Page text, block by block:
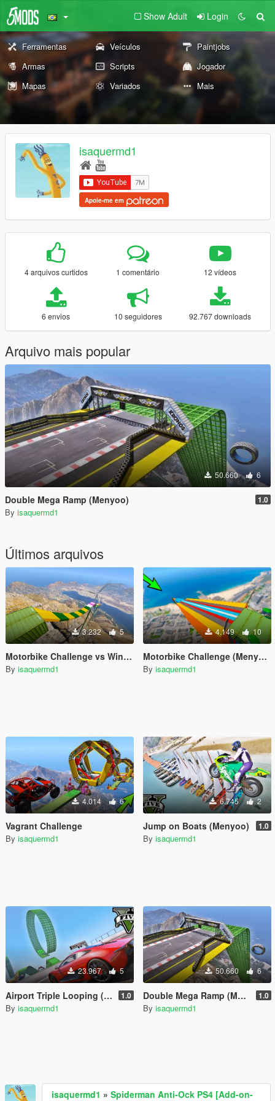
Show Adult Login
Ferramentas Veículos
Paintjobs
Armas
Scripts
Jogador
Mapas
Variados Mais
isaquermd1
Apoie-me em
4 arquivos curtidos 1 comentário 12 vídeos
6 envios 10 seguidores 92.767 downloads
Arquivo mais popular
50.660 6
Double Mega Ramp (Menyoo) 1.0
By isaquermd1
Últimos arquivos
3.232 5
Motorbike Challenge vs Wind Turbines (Menyoo)
By isaquermd1
4.149 10
Motorbike Challenge (Menyoo)
By isaquermd1
4.014 6
Vagrant Challenge
By isaquermd1
6.745 2
Jump on Boats (Menyoo) 1.0
By isaquermd1
23.967 5
Airport Triple Looping (Menyoo) 1.0
By isaquermd1
50.660 6
Double Mega Ramp (Menyoo) 1.0
By isaquermd1
isaquermd1 » Spiderman Anti-Ock PS4 [Add-on-